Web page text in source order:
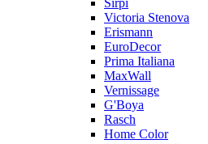
Sirpi
Victoria Stenova
Erismann
EuroDecor
Prima Italiana
MaxWall
Vernissage
G'Boya
Rasch
Home Color